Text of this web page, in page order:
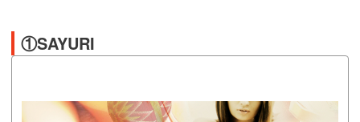
①SAYURI